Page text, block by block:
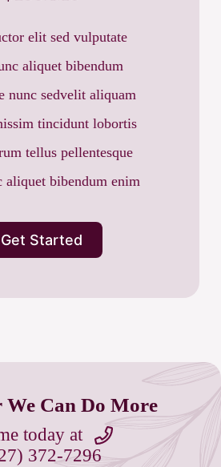
elit sed vulputate
aliquet bibendum
nunc sedvelit aliquam
tincidunt lobortis
tellus pellentesque
aliquet bibendum enim
Get Started
We Can Do More
today at
372-7296